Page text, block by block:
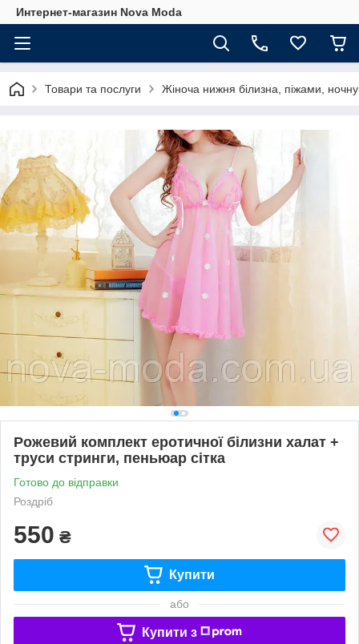
Интернет-магазин Nova Moda
Товари та послуги Жіноча нижня білизна, піжами,
Рожевий комплект еротичної білизни халат +
труси стринги, пеньюар сітка
Готово до відправки
Роздріб
550 ₴
Купити
або
Купити з